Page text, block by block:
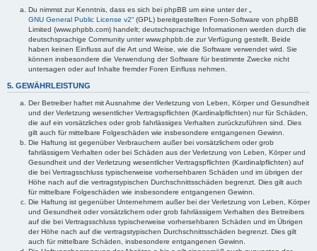
Du nimmst zur Kenntnis, dass es sich bei phpBB um eine unter der „
GNU General Public License v2“ (GPL) bereitgestellten Foren-Software von phpBB
Limited (www.phpbb.com) handelt; deutschsprachige Informationen werden durch die
deutschsprachige Community unter www.phpbb.de zur Verfügung gestellt. Beide
haben keinen Einfluss auf die Art und Weise, wie die Software verwendet wird. Sie
können insbesondere die Verwendung der Software für bestimmte Zwecke nicht
untersagen oder auf Inhalte fremder Foren Einfluss nehmen.
5. GEWÄHRLEISTUNG
Der Betreiber haftet mit Ausnahme der Verletzung von Leben, Körper und Gesundheit
und der Verletzung wesentlicher Vertragspflichten (Kardinalpflichten) nur für Schäden,
die auf ein vorsätzliches oder grob fahrlässiges Verhalten zurückzuführen sind. Dies
gilt auch für mittelbare Folgeschäden wie insbesondere entgangenen Gewinn.
Die Haftung ist gegenüber Verbrauchern außer bei vorsätzlichem oder grob
fahrlässigem Verhalten oder bei Schäden aus der Verletzung von Leben, Körper und
Gesundheit und der Verletzung wesentlicher Vertragspflichten (Kardinalpflichten) auf
die bei Vertragsschluss typischerweise vorhersehbaren Schäden und im übrigen der
Höhe nach auf die vertragstypischen Durchschnittsschäden begrenzt. Dies gilt auch
für mittelbare Folgeschäden wie insbesondere entgangenen Gewinn.
Die Haftung ist gegenüber Unternehmern außer bei der Verletzung von Leben, Körper
und Gesundheit oder vorsätzlichem oder grob fahrlässigem Verhalten des Betreibers
auf die bei Vertragsschluss typischerweise vorhersehbaren Schäden und im Übrigen
der Höhe nach auf die vertragstypischen Durchschnittsschäden begrenzt. Dies gilt
auch für mittelbare Schäden, insbesondere entgangenen Gewinn.